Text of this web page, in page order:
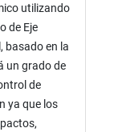
utilizando
de Eje
basado en la
un grado de
de
ya que los